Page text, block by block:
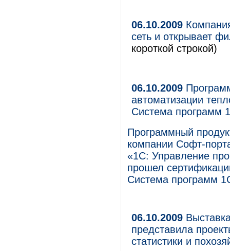
06.10.2009
сеть и открывает
короткой строкой)
06.10.2009
автоматизации
Система программ
Программный
компании Софт-
«1С: Управление
прошел
Система программ
06.10.2009
представила
статистики и